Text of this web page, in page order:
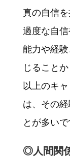
真の自信を
過度な自
能力や経
じること
以上のキ
は、その
とが多いで
◎人間関